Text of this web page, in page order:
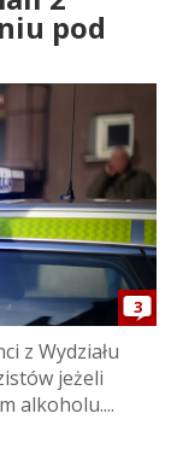
pod
3
z Wydziału
jeżeli
alkoholu....